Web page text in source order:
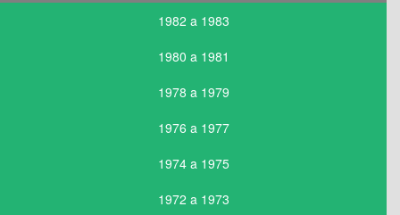
1982 a 1983
1980 a 1981
1978 a 1979
1976 a 1977
1974 a 1975
1972 a 1973